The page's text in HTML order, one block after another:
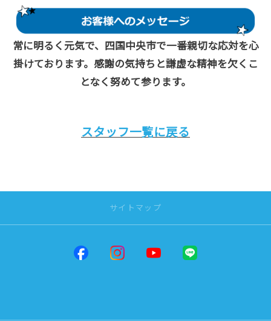
常に明るく元気で、四国中央市で一番親切な応対を心
掛けております。感謝の気持ちと謙虚な精神を欠くこ
となく努めて参ります。
スタッフ一覧に戻る
サイトマップ